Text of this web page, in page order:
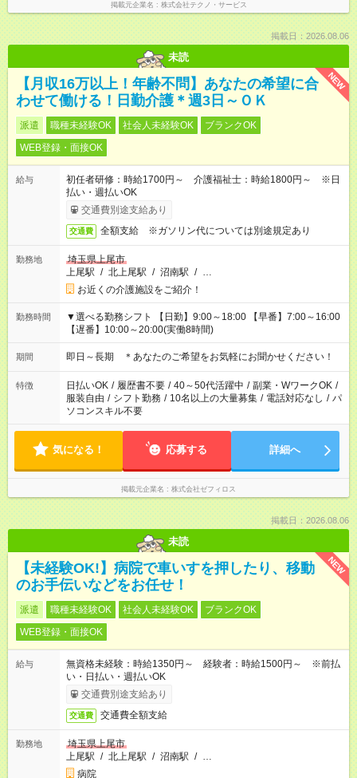
掲載元企業名 株式会社テクノ・サービス
掲載日：2026.08.06
未読
NEW
【月収16万以上！年齢不問】あなたの希望に合
わせて働ける！日勤介護＊週3日～ＯＫ
派遣 職種未経験OK 社会人未経験OK
ブランクOK
WEB登録・面接OK
給与
初任者研修：時給1700円～ 介護福祉士：時給1800円～ ※日
払い・週払いOK
交通費別途支給あり
交通費 全額支給 ※ガソリン代については別途規定あり
勤務地
埼玉県上尾市
上尾駅 / 北上尾駅 / 沼南駅 / …
お近くの介護施設をご紹介！
勤務時間
▼選べる勤務シフト 【日勤】9:00～18:00 【早番】7:00～16:00
【遅番】10:00～20:00(実働8時間)
期間 即日～長期 ＊あなたのご希望をお気軽にお聞かせください！
特徴 日払いOK / 履歴書不要 / 40～50代活躍中 / 副業・WワークOK /
服装自由 / シフト勤務 / 10名以上の大量募集 / 電話対応なし / パ
ソコンスキル不要
気になる！ 応募する 詳細へ
掲載元企業名 株式会社ゼフィロス
掲載日：2026.08.06
未読
NEW
【未経験OK!】病院で車いすを押したり、移動
のお手伝いなどをお任せ！
派遣 職種未経験OK 社会人未経験OK
ブランクOK
WEB登録・面接OK
給与
無資格未経験：時給1350円～ 経験者：時給1500円～ ※前払
い・日払い・週払いOK
交通費別途支給あり
交通費 交通費全額支給
勤務地
埼玉県上尾市
上尾駅 / 北上尾駅 / 沼南駅 / …
病院